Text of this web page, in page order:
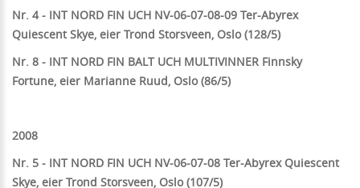
Nr. 4 - INT NORD FIN UCH NV-06-07-08-09 Ter-Abyrex
Quiescent Skye, eier Trond Storsveen, Oslo (128/5)
Nr. 8 - INT NORD FIN BALT UCH MULTIVINNER Finnsky
Fortune, eier Marianne Ruud, Oslo (86/5)
2008
Nr. 5 - INT NORD FIN UCH NV-06-07-08 Ter-Abyrex Quiescent
Skye, eier Trond Storsveen, Oslo (107/5)